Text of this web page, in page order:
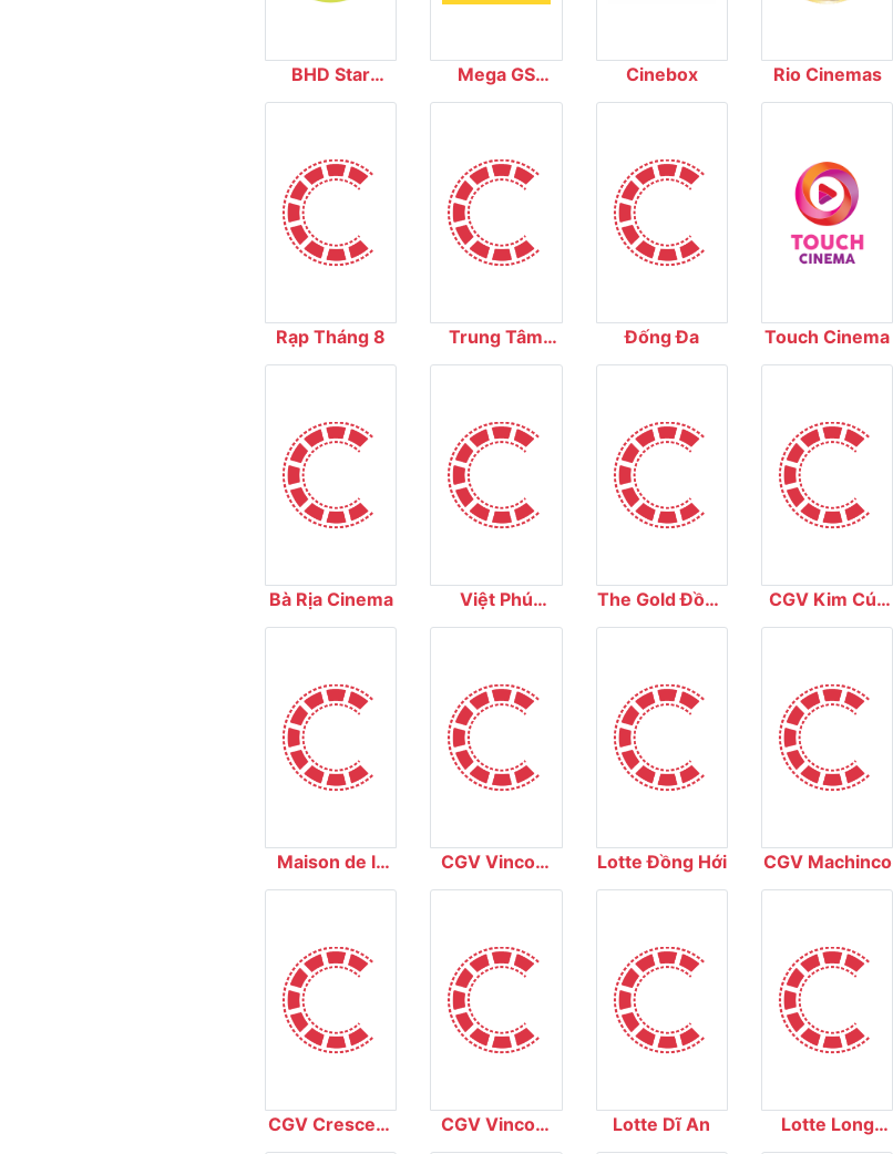
BHD Star
Cineplex
Mega GS
Cinemas
Cinebox Rio Cinemas
Rạp Tháng 8
Trung Tâm
Chiếu Phim
Đống Đa Touch Cinema
Bà Rịa Cinema
Việt Phú
Cinema
The Gold Đồng
Xoài
CGV Kim Cúc
Plaza
Maison de la
Francophonie
CGV Vincom
Xuân Khánh
Lotte Đồng Hới CGV Machinco
CGV Crescent
CGV Vincom
Lotte Dĩ An
Lotte Long